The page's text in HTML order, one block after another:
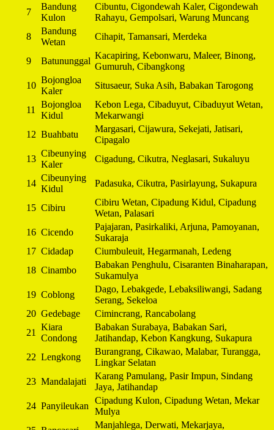
7
Bandung
Kulon
Cibuntu, Cigondewah Kaler, Cigondewah
Rahayu, Gempolsari, Warung Muncang
8
Bandung
Wetan
Cihapit, Tamansari, Merdeka
9 Batununggal
Kacapiring, Kebonwaru, Maleer, Binong,
Gumuruh, Cibangkong
10
Bojongloa
Kaler
Situsaeur, Suka Asih, Babakan Tarogong
11
Bojongloa
Kidul
Kebon Lega, Cibaduyut, Cibaduyut Wetan,
Mekarwangi
12 Buahbatu
Margasari, Cijawura, Sekejati, Jatisari,
Cipagalo
13
Cibeunying
Kaler
Cigadung, Cikutra, Neglasari, Sukaluyu
14
Cibeunying
Kidul
Padasuka, Cikutra, Pasirlayung, Sukapura
15 Cibiru
Cibiru Wetan, Cipadung Kidul, Cipadung
Wetan, Palasari
16 Cicendo
Pajajaran, Pasirkaliki, Arjuna, Pamoyanan,
Sukaraja
17 Cidadap
Ciumbuleuit, Hegarmanah, Ledeng
18 Cinambo
Babakan Penghulu, Cisaranten Binaharapan,
Sukamulya
19 Coblong
Dago, Lebakgede, Lebaksiliwangi, Sadang
Serang, Sekeloa
20 Gedebage
Cimincrang, Rancabolang
21
Kiara
Condong
Babakan Surabaya, Babakan Sari,
Jatihandap, Kebon Kangkung, Sukapura
22 Lengkong
Burangrang, Cikawao, Malabar, Turangga,
Lingkar Selatan
23 Mandalajati
Karang Pamulang, Pasir Impun, Sindang
Jaya, Jatihandap
24 Panyileukan
Cipadung Kulon, Cipadung Wetan, Mekar
Mulya
Manjahlega, Derwati, Mekarjaya,